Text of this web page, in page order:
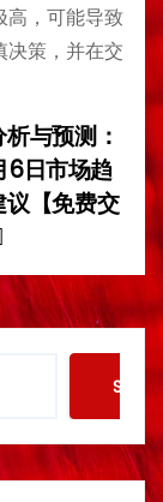
高，可能导致
决策，并在交
与预测：
6日市场趋
【免费交